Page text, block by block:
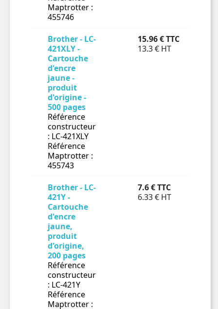
Maptrotter :
455746
Brother - LC-
421XLY -
Cartouche
d'encre
jaune -
produit
d'origine -
500 pages
Référence
constructeur
: LC-421XLY
Référence
Maptrotter :
455743
15.96 € TTC
13.3 € HT
Brother - LC-
421Y -
Cartouche
d'encre
jaune,
produit
d'origine,
200 pages
Référence
constructeur
: LC-421Y
Référence
Maptrotter :
7.6 € TTC
6.33 € HT